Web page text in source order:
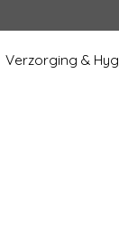
Verzorging &